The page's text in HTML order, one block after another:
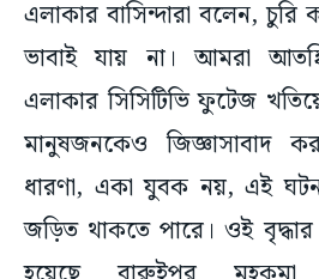
এলাকার বাসিন্দারা বলেন,
ভাবাই যায় না। আমরা
এলাকার সিসিটিভি ফুটেজ
মানুষজনকেও জিজ্ঞাসাবাদ
ধারণা, একা যুবক নয়, এই
জড়িত থাকতে পারে। ওই বৃদ্ধার